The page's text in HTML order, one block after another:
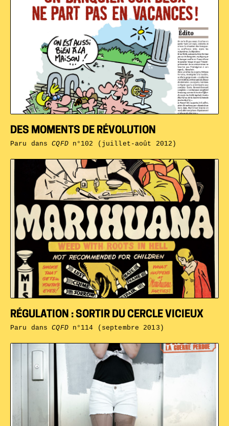
RÉGULATION : SORTIR DU CERCLE VICIEUX
Paru dansCQFDn°114 (septembre 2013)
DES MOMENTS DE RÉVOLUTION
Paru dansCQFDn°102 (juillet-août 2012)